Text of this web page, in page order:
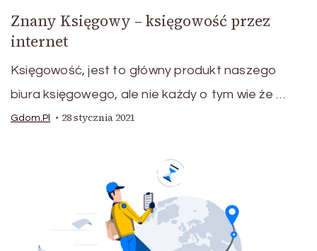
Znany Księgowy – księgowość przez
internet
Księgowość, jest to główny produkt naszego
biura księgowego, ale nie każdy o tym wie że …
Gdom.pl 28 stycznia 2021